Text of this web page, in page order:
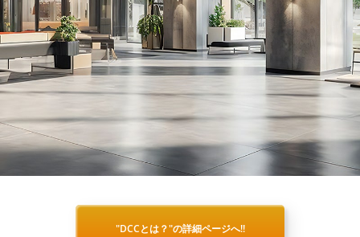
"DCCとは？"の詳細ページへ!!